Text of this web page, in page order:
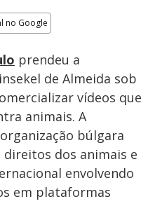
no Google
prendeu a
de Almeida sob
vídeos que
animais. A
búlgara
dos animais e
envolvendo
em plataformas